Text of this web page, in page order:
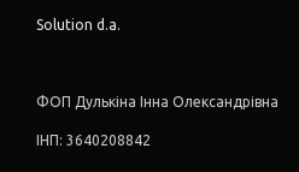
Solution d.a.
ФОП Дулькіна Інна Олександрівна
ІНП: 3640208842